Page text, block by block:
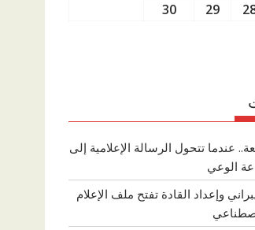
29
30
عندما تتحول الرسالة الإعلامية إلى
الوعي
وإعداد القادة تفتح ملف الإعلام